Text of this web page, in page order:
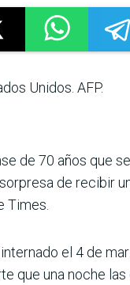
Unidos. AFP.
de 70 años que
de recibir
Times.
el 4 de
que una noche